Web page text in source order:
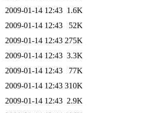
2009-01-14 12:43 1.6K
2009-01-14 12:43
52K
2009-01-14 12:43 275K
2009-01-14 12:43 3.3K
2009-01-14 12:43
77K
2009-01-14 12:43 310K
2009-01-14 12:43 2.9K